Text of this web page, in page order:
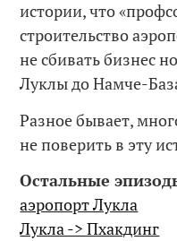
истории, что
строительство
не сбивать бизнес
Луклы до Намче-
Разное бывает,
не поверить в эту
Остальные
аэропорт Лукла
Лукла -> Пхакдинг